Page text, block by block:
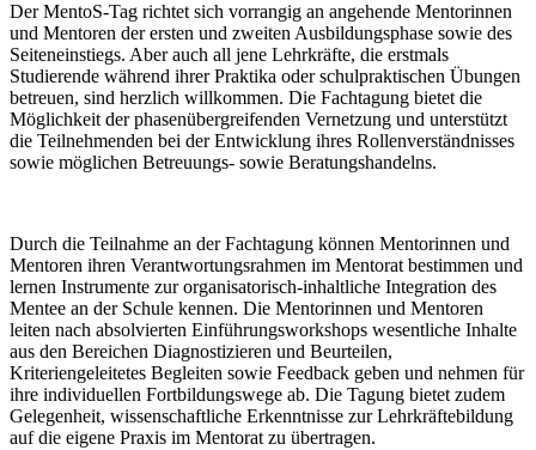
Der MentoS-Tag richtet sich vorrangig an angehende Mentorinnen
und Mentoren der ersten und zweiten Ausbildungsphase sowie des
Seiteneinstiegs. Aber auch all jene Lehrkräfte, die erstmals
Studierende während ihrer Praktika oder schulpraktischen Übungen
betreuen, sind herzlich willkommen. Die Fachtagung bietet die
Möglichkeit der phasenübergreifenden Vernetzung und unterstützt
die Teilnehmenden bei der Entwicklung ihres Rollenverständnisses
sowie möglichen Betreuungs- sowie Beratungshandelns.
Durch die Teilnahme an der Fachtagung können Mentorinnen und
Mentoren ihren Verantwortungsrahmen im Mentorat bestimmen und
lernen Instrumente zur organisatorisch-inhaltliche Integration des
Mentee an der Schule kennen. Die Mentorinnen und Mentoren
leiten nach absolvierten Einführungsworkshops wesentliche Inhalte
aus den Bereichen Diagnostizieren und Beurteilen,
Kriteriengeleitetes Begleiten sowie Feedback geben und nehmen für
ihre individuellen Fortbildungswege ab. Die Tagung bietet zudem
Gelegenheit, wissenschaftliche Erkenntnisse zur Lehrkräftebildung
auf die eigene Praxis im Mentorat zu übertragen.